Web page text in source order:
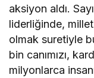
aksiyon aldı.
liderliğinde,
olmak suretiyle
bin canımızı,
milyonlarca